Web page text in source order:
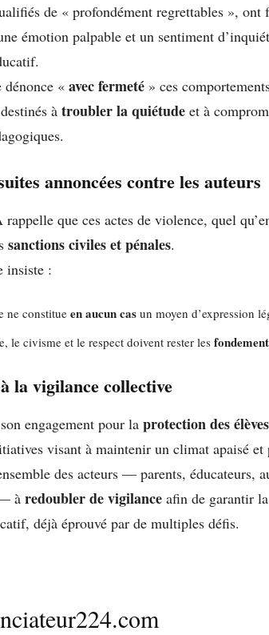
de « profondément regrettables », ont
émotion palpable et un sentiment
« avec fermeté » ces
à troubler la quiétude et à
annoncées contre les auteurs
que ces actes de violence, quel
sanctions civiles et pénales.
insiste :
ne constitueen aucun cas un moyen d’expression
le civisme et le respect doivent rester les
la vigilance collective
engagement pour la protection des élèves
visant à maintenir un climat apaisé et
des acteurs — parents, éducateurs,
à redoubler de vigilance afin de garantir
déjà éprouvé par de multiples défis.